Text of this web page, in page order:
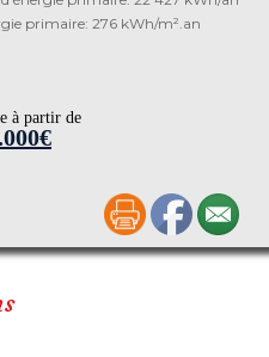
primaire: 276 kWh/m².an
à partir de